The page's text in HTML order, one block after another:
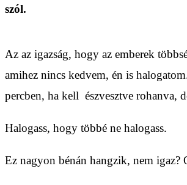
szól.
Az az igazság, hogy az emberek
amihez nincs kedvem, én is
percben, ha kell észvesztve rohanva,
Halogass, hogy többé ne halogass.
Ez nagyon bénán hangzik, nem